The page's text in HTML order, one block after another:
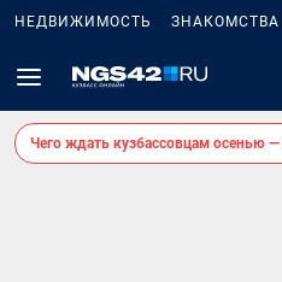
НЕДВИЖИМОСТЬ ЗНАКОМСТВА
Чего ждать кузбассовцам осенью —